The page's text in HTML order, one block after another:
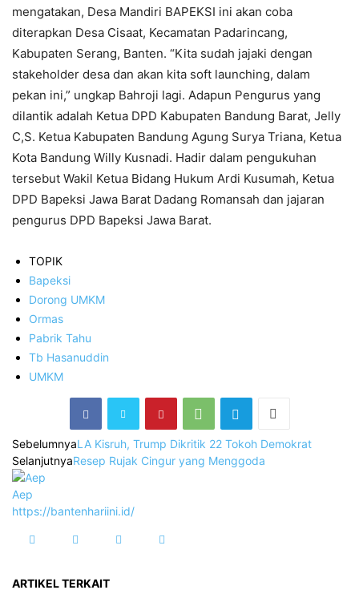
mengatakan, Desa Mandiri BAPEKSI ini akan coba
diterapkan Desa Cisaat, Kecamatan Padarincang,
Kabupaten Serang, Banten. “Kita sudah jajaki dengan
stakeholder desa dan akan kita soft launching, dalam
pekan ini,” ungkap Bahroji lagi. Adapun Pengurus yang
dilantik adalah Ketua DPD Kabupaten Bandung Barat, Jelly
C,S. Ketua Kabupaten Bandung Agung Surya Triana, Ketua
Kota Bandung Willy Kusnadi. Hadir dalam pengukuhan
tersebut Wakil Ketua Bidang Hukum Ardi Kusumah, Ketua
DPD Bapeksi Jawa Barat Dadang Romansah dan jajaran
pengurus DPD Bapeksi Jawa Barat.
TOPIK
Bapeksi
Dorong UMKM
Ormas
Pabrik Tahu
Tb Hasanuddin
UMKM
SebelumnyaLA Kisruh, Trump Dikritik 22 Tokoh Demokrat
SelanjutnyaResep Rujak Cingur yang Menggoda
Aep
https://bantenhariini.id/
ARTIKEL TERKAIT